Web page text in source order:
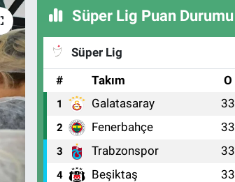
Süper Lig Puan Durumu
Süper Lig
#
Takım O
1 Galatasaray 33
2 Fenerbahçe 33
3 Trabzonspor 33
4 Beşiktaş 33